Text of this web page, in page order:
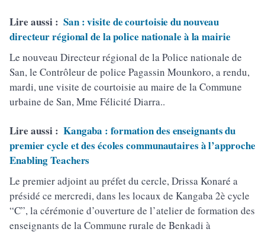
Lire aussi : San : visite de courtoisie du nouveau
directeur régional de la police nationale à la mairie
Le nouveau Directeur régional de la Police nationale de
San, le Contrôleur de police Pagassin Mounkoro, a rendu,
mardi, une visite de courtoisie au maire de la Commune
urbaine de San, Mme Félicité Diarra..
Lire aussi : Kangaba : formation des enseignants du
premier cycle et des écoles communautaires à l’approche
Enabling Teachers
Le premier adjoint au préfet du cercle, Drissa Konaré a
présidé ce mercredi, dans les locaux de Kangaba 2è cycle
“C”, la cérémonie d’ouverture de l’atelier de formation des
enseignants de la Commune rurale de Benkadi à